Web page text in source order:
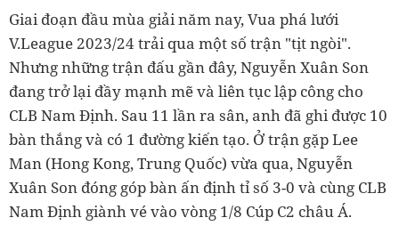
Giai đoạn đầu mùa giải năm nay, Vua phá lưới
V.League 2023/24 trải qua một số trận "tịt ngòi".
Nhưng những trận đấu gần đây, Nguyễn Xuân Son
đang trở lại đầy mạnh mẽ và liên tục lập công cho
CLB Nam Định. Sau 11 lần ra sân, anh đã ghi được 10
bàn thắng và có 1 đường kiến tạo. Ở trận gặp Lee
Man (Hong Kong, Trung Quốc) vừa qua, Nguyễn
Xuân Son đóng góp bàn ấn định tỉ số 3-0 và cùng CLB
Nam Định giành vé vào vòng 1/8 Cúp C2 châu Á.